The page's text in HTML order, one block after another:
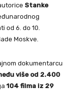
Stanke
od 6. do 10.
Moskve.
dokumentarcu
više od 2.400
104 filma iz 29